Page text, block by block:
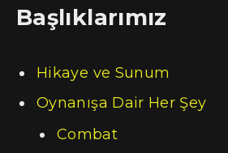
Başlıklarımız
Hikaye ve Sunum
Oynanışa Dair Her Şey
Combat